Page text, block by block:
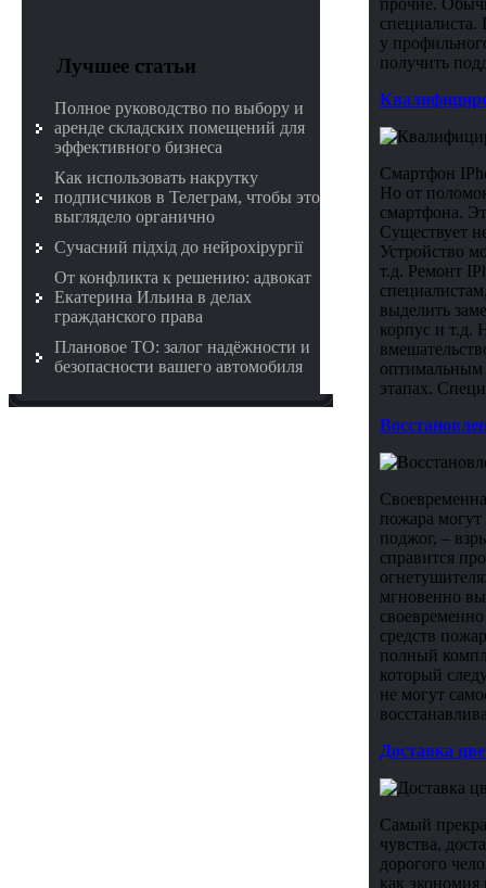
Лучшее статьи
Полное руководство по выбору и
аренде складских помещений для
эффективного бизнеса
Как использовать накрутку
подписчиков в Телеграм, чтобы это
выглядело органично
Сучасний підхід до нейрохірургії
От конфликта к решению: адвокат
Екатерина Ильина в делах
гражданского права
Плановое ТО: залог надёжности и
безопасности вашего автомобиля
прочие.
специалиста.
у
получить
Смартфон
Но от
смартфона.
Существует
Устройство
т.д. Ремонт
выделить
корпус и т.д.
оптимальным
этапах.
пожара могут
поджог, –
справится
мгновенно
средств
полный
который
не могут
Доставка
Самый
чувства,
дорогого
как